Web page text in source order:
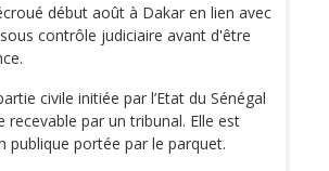
début août à Dakar en lien avec
contrôle judiciaire avant d'être
civile initiée par l’Etat du Sénégal
recevable par un tribunal. Elle est
publique portée par le parquet.